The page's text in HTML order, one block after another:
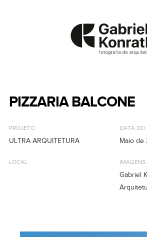
PIZZARIA BALCONE
PROJETO
ULTRA ARQUITETURA
LOCAL
DATA DO
Maio de
IMAGENS
Gabriel